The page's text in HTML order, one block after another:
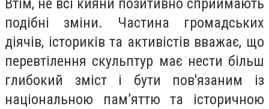
подібні зміни. Частина громадських
діячів, істориків та активістів вважає, що
перевтілення скульптур має нести більш
глибокий зміст і бути пов'язаним із
національною пам’яттю та історичною